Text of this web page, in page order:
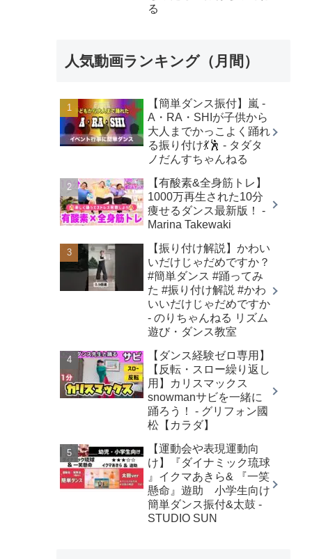
る
人気動画ランキング（月間）
【簡単ダンス振付】嵐 -
A・RA・SHIが子供から
大人までかっこよく踊れ
る振り付け💃🕺 - タダタ
ノだんすちゃんねる
【有酸素&全身筋トレ】
1000万再生された10分
痩せるダンス最新版！ -
Marina Takewaki
【振り付け解説】かわい
いだけじゃだめですか？
#簡単ダンス #踊ってみ
た #振り付け解説 #かわ
いいだけじゃだめですか
- のりちゃんねる リズム
遊び・ダンス教室
【ダンス経験ゼロ専用】
【反転・スロー繰り返し
用】カリスマックス
snowmanサビを一緒に
踊ろう！ - グリフォン國
松【カラダ】
【運動会や表現運動向
け】『ダイナミック琉球
』イクマあきら& 『一笑
懸命』遊助 小学生向け
簡単ダンス振付&太鼓 -
STUDIO SUN